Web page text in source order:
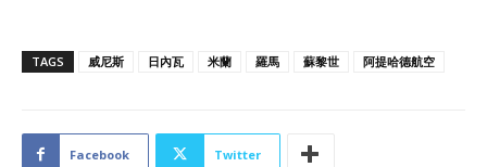
TAGS 威尼斯 日內瓦 米蘭 羅馬 蘇黎世 阿提哈德航空
Facebook Twitter